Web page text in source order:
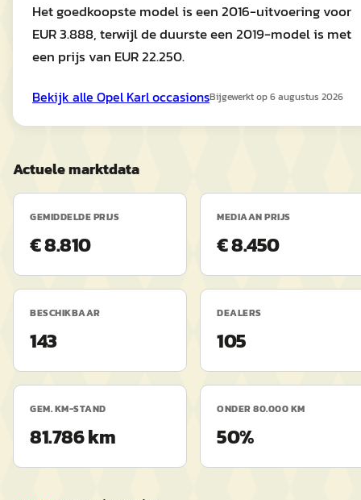
Het goedkoopste model is een 2016-uitvoering voor
EUR 3.888, terwijl de duurste een 2019-model is met
een prijs van EUR 22.250.
Bekijk alle Opel KarloccasionsBijgewerkt op6 augustus 2026
Actuele marktdata
GEMIDDELDE PRIJS
€ 8.810
MEDIAAN PRIJS
€ 8.450
BESCHIKBAAR
143
DEALERS
105
GEM. KM-STAND
81.786 km
ONDER 80.000 KM
50%